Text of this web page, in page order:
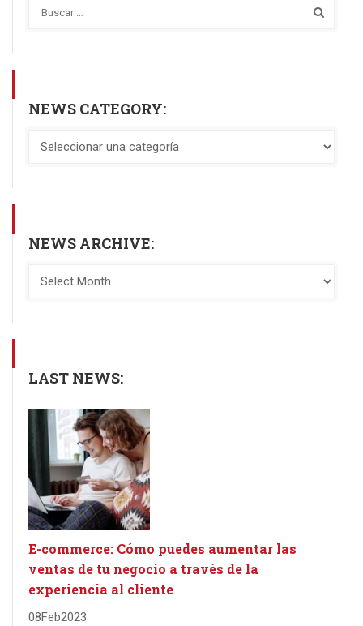
NEWS CATEGORY:
NEWS ARCHIVE:
LAST NEWS:
E-commerce: Cómo puedes aumentar las
ventas de tu negocio a través de la
experiencia al cliente
08Feb2023